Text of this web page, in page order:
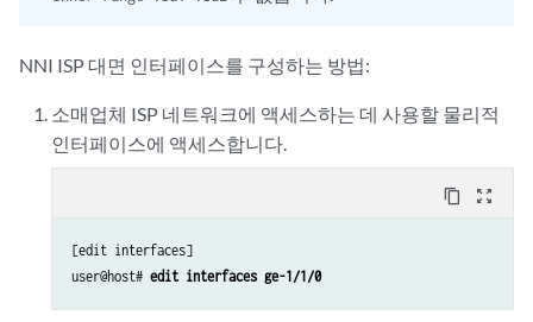
NNI ISP 대면 인터페이스를 구성하는 방법:
소매업체 ISP 네트워크에 액세스하는 데 사용할 물리적
인터페이스에 액세스합니다.
content_copy zoom_out_map
[edit interfaces]
user@host# edit interfaces ge-1/1/0